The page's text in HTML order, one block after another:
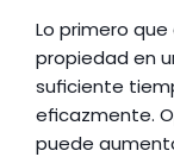
Lo primero
propiedad en
suficiente
eficazmente.
puede